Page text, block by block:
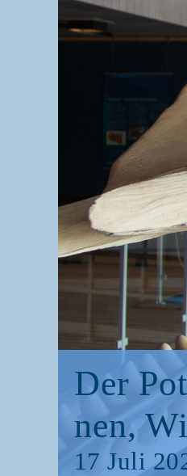
Der
nen,
17 Juli